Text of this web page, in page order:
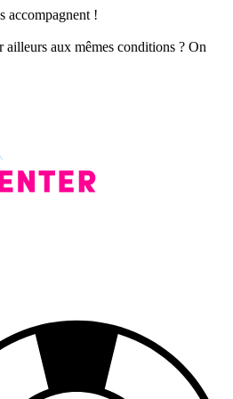
accompagnent !
ailleurs aux mêmes conditions ? On